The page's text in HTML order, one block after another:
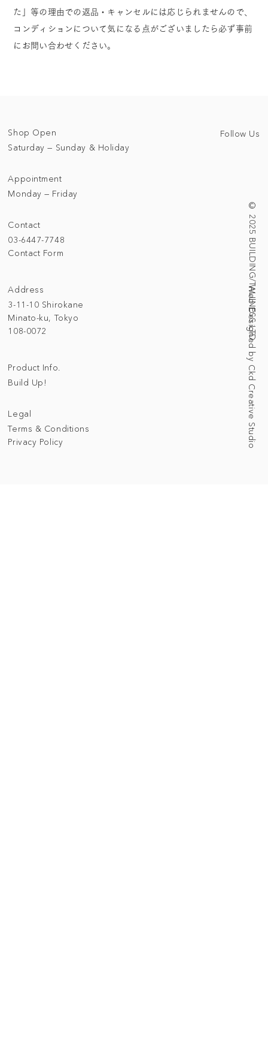
た」等の理由での返品・キャンセルには応じられませんので、
コンディションについて気になる点がございましたら必ず事前
にお問い合わせください。
Address
3-11-10 Shirokane
Minato-ku, Tokyo
108-0072
© 2025 BUILDING/TALLNESS LTD.
Web Designed by Ckd Creative Studio
Contact
03-6447-7748
Contact Form
Shop Open
Saturday — Sunday & Holiday
Appointment
Monday — Friday
Legal
Terms & Conditions
Privacy Policy
Product Info.
Build Up!
Follow Us